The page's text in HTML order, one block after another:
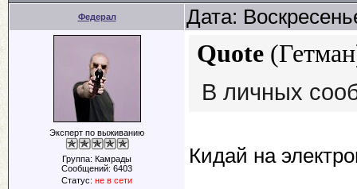
Федерал Дата:
Эксперт по выживанию
Группа: Камрады
Сообщений: 6403
Статус: не в сети
Quote (Гетман
В личных
Кидай на